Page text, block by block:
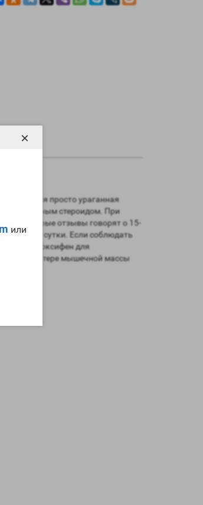
или
×
получается просто ураганная
безопасным стероидом. При
Некоторые отзывы говорят о 15-
120мкг в сутки. Если соблюдать
тамоксифендля
поэтому потере мышечной массы